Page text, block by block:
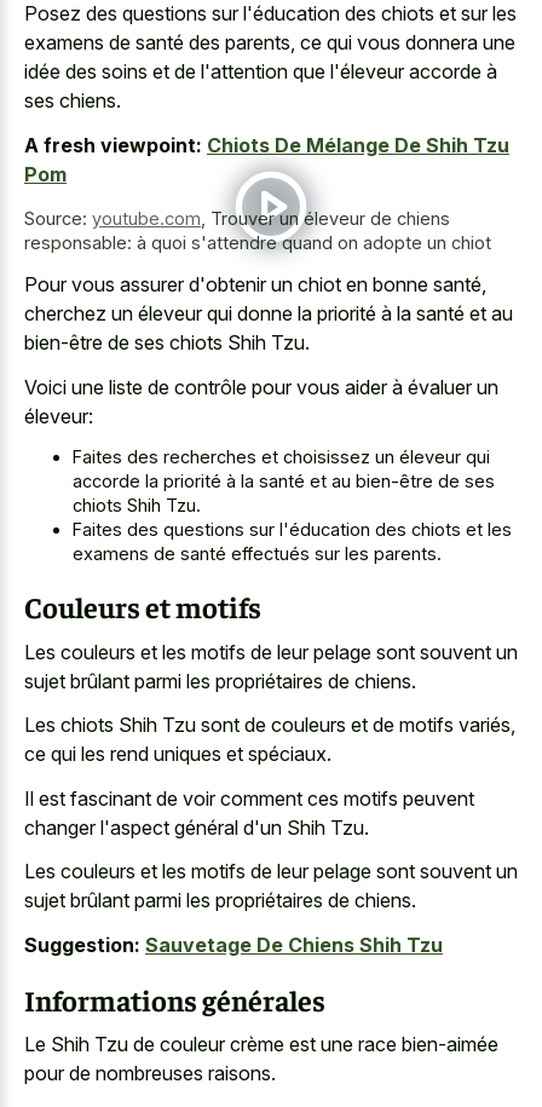
Posez des questions sur l'éducation des chiots et sur les
examens de santé des parents, ce qui vous donnera une
idée des soins et de l'attention que l'éleveur accorde à
ses chiens.
A fresh viewpoint: Chiots De Mélange De Shih Tzu
Pom
Source: youtube.com Trouver un éleveur de chiens
responsable: à quoi s'attendre quand on adopte un chiot
Pour vous assurer d'obtenir un chiot en bonne santé,
cherchez un éleveur qui donne la priorité à la santé et au
bien-être de ses chiots Shih Tzu.
Voici une liste de contrôle pour vous aider à évaluer un
éleveur:
Faites des recherches et choisissez un éleveur qui
accorde la priorité à la santé et au bien-être de ses
chiots Shih Tzu.
Faites des questions sur l'éducation des chiots et les
examens de santé effectués sur les parents.
Couleurs et motifs
Les couleurs et les motifs de leur pelage sont souvent un
sujet brûlant parmi les propriétaires de chiens.
Les chiots Shih Tzu sont de couleurs et de motifs variés,
ce qui les rend uniques et spéciaux.
Il est fascinant de voir comment ces motifs peuvent
changer l'aspect général d'un Shih Tzu.
Les couleurs et les motifs de leur pelage sont souvent un
sujet brûlant parmi les propriétaires de chiens.
Suggestion: Sauvetage De Chiens Shih Tzu
Informations générales
Le Shih Tzu de couleur crème est une race bien-aimée
pour de nombreuses raisons.